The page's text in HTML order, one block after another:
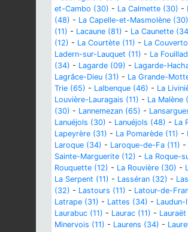
et-Cambo (30) - La Calmette (30) -
(48) - La Capelle-et-Masmolène (30)
(11) - Lacaune (81) - La Caunette
(12) - La Courtète (11) - La
Ladern-sur-Lauquet (11) - La
(34) - Lagarde (09) - Lagarde-
Lagrâce-Dieu (31) - La Grande-
Trie (65) - Lalbenque (46) - La
Louvière-Lauragais (11) - La Malène
(30) - Lannemezan (65) -
Lanuéjols (30) - Lanuéjols (48) - La
Lapeyrère (31) - La Pomarède (11) -
Laroque (34) - Laroque-de-Fa (11) -
Sainte-Marguerite (12) - La Roque-
Rouquette (12) - La Rouvière (30) -
La Serpent (11) - Lasséran (32) -
(32) - Lastours (11) - Latour-de-
Latrape (31) - Lattes (34) -
Laurabuc (11) - Laurac (11) -
Minervois (11) - Laurens (34) -